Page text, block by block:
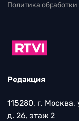
Политика
Редакция
115280, г.
д. 26, этаж 2